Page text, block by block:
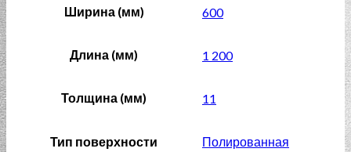
Ширина (мм) 600
Длина (мм) 1 200
Толщина (мм) 11
Тип поверхности Полированная